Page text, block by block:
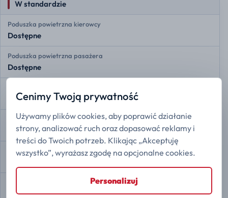
W standardzie
Poduszka powietrzna kierowcy
Dostępne
Poduszka powietrzna pasażera
Dostępne
Dostępne
Przednie kurtyny powietrzne
Dostępne
Tylne kurtyny powietrzne
Monitorowanie ciśnienia w oponach
Dostępne
Cenimy Twoją prywatność
Używamy plików cookies, aby poprawić działanie
strony, analizować ruch oraz dopasować reklamy i
treści do Twoich potrzeb. Klikając „Akceptuję
wszystko”, wyrażasz zgodę na opcjonalne cookies.
Personalizuj